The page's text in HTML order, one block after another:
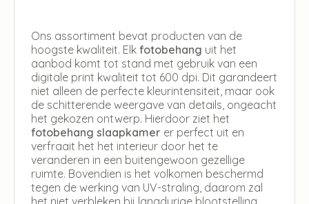
Ons assortiment bevat producten van de
hoogste kwaliteit. Elk fotobehang uit het
aanbod komt tot stand met gebruik van een
digitale print kwaliteit tot 600 dpi. Dit garandeert
niet alleen de perfecte kleurintensiteit, maar ook
de schitterende weergave van details, ongeacht
het gekozen ontwerp. Hierdoor ziet het
fotobehang slaapkamer er perfect uit en
verfraait het het interieur door het te
veranderen in een buitengewoon gezellige
ruimte. Bovendien is het volkomen beschermd
tegen de werking van UV-straling, daarom zal
het niet verbleken bij langdurige blootstelling